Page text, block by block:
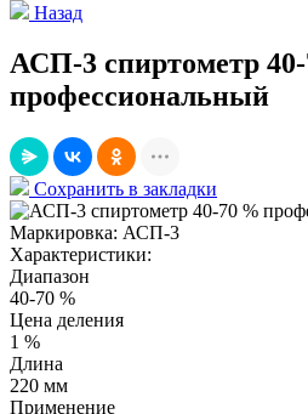
Назад
АСП-3 спиртометр
профессиональный
Сохранить в закладки
Маркировка: АСП-3
Характеристики:
Диапазон
40-70 %
Цена деления
1 %
Длина
220 мм
Применение